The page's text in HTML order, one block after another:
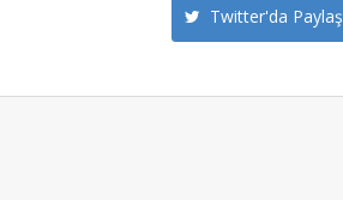
Twitter'da Paylaş